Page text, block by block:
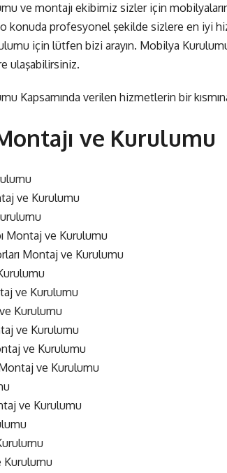
ve montajı ekibimiz sizler için
o konuda profesyonel şekilde sizlere en iyi
için lütfen bizi arayın. Mobilya
ulaşabilirsiniz.
Kapsamında verilen hizmetlerin bir
ve Kurulumu
ve Kurulumu
Montaj ve Kurulumu
Montaj ve Kurulumu
ve Kurulumu
Kurulumu
ve Kurulumu
ve Kurulumu
ve Kurulumu
ve Kurulumu
Kurulumu